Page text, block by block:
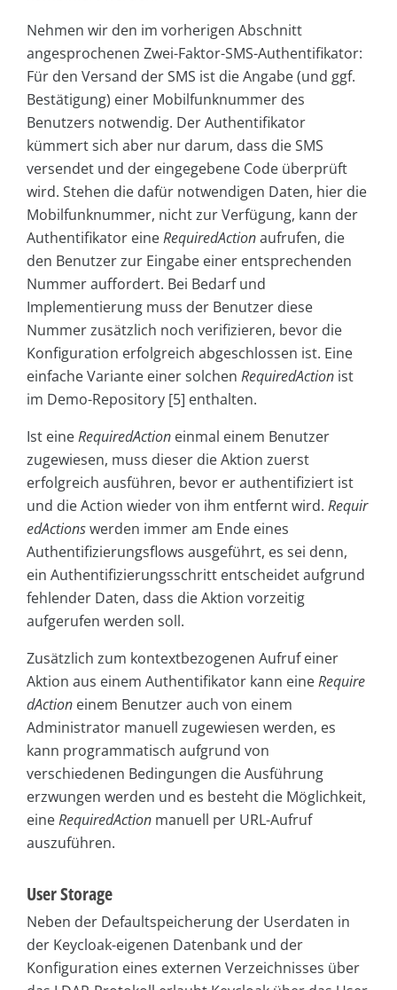
Nehmen wir den im vorherigen Abschnitt
angesprochenen Zwei-Faktor-SMS-Authentifikator:
Für den Versand der SMS ist die Angabe (und ggf.
Bestätigung) einer Mobilfunknummer des
Benutzers notwendig. Der Authentifikator
kümmert sich aber nur darum, dass die SMS
versendet und der eingegebene Code überprüft
wird. Stehen die dafür notwendigen Daten, hier die
Mobilfunknummer, nicht zur Verfügung, kann der
Authentifikator eineRequiredActionaufrufen, die
den Benutzer zur Eingabe einer entsprechenden
Nummer auffordert. Bei Bedarf und
Implementierung muss der Benutzer diese
Nummer zusätzlich noch verifizieren, bevor die
Konfiguration erfolgreich abgeschlossen ist. Eine
einfache Variante einer solchen RequiredAction ist
im Demo-Repository [5] enthalten.
Ist eineRequiredAction einmal einem Benutzer
zugewiesen, muss dieser die Aktion zuerst
erfolgreich ausführen, bevor er authentifiziert ist
und die Action wieder von ihm entfernt wird. Requir
edActionswerden immer am Ende eines
Authentifizierungsflows ausgeführt, es sei denn,
ein Authentifizierungsschritt entscheidet aufgrund
fehlender Daten, dass die Aktion vorzeitig
aufgerufen werden soll.
Zusätzlich zum kontextbezogenen Aufruf einer
Aktion aus einem Authentifikator kann eineRequire
dAction einem Benutzer auch von einem
Administrator manuell zugewiesen werden, es
kann programmatisch aufgrund von
verschiedenen Bedingungen die Ausführung
erzwungen werden und es besteht die Möglichkeit,
eineRequiredAction manuell per URL-Aufruf
auszuführen.
User Storage
Neben der Defaultspeicherung der Userdaten in
der Keycloak-eigenen Datenbank und der
Konfiguration eines externen Verzeichnisses über